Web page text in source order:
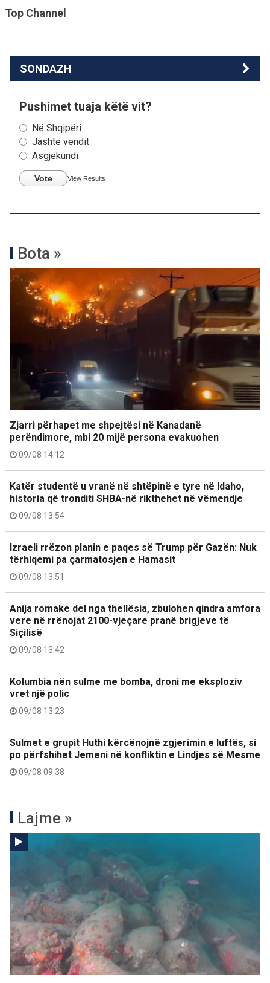
Top Channel
SONDAZH
Pushimet tuaja këtë vit?
Në Shqipëri
Jashtë vendit
Asgjëkundi
Vote View Results
Bota »
Zjarri përhapet me shpejtësi në Kanadanë
perëndimore, mbi 20 mijë persona evakuohen
09/08 14:12
Katër studentë u vranë në shtëpinë e tyre në Idaho,
historia që tronditi SHBA-në rikthehet në vëmendje
09/08 13:54
Izraeli rrëzon planin e paqes së Trump për Gazën: Nuk
tërhiqemi pa çarmatosjen e Hamasit
09/08 13:51
Anija romake del nga thellësia, zbulohen qindra amfora
vere në rrënojat 2100-vjeçare pranë brigjeve të
Siçilisë
09/08 13:42
Kolumbia nën sulme me bomba, droni me eksploziv
vret një polic
09/08 13:23
Sulmet e grupit Huthi kërcënojnë zgjerimin e luftës, si
po përfshihet Jemeni në konfliktin e Lindjes së Mesme
09/08 09:38
Lajme »